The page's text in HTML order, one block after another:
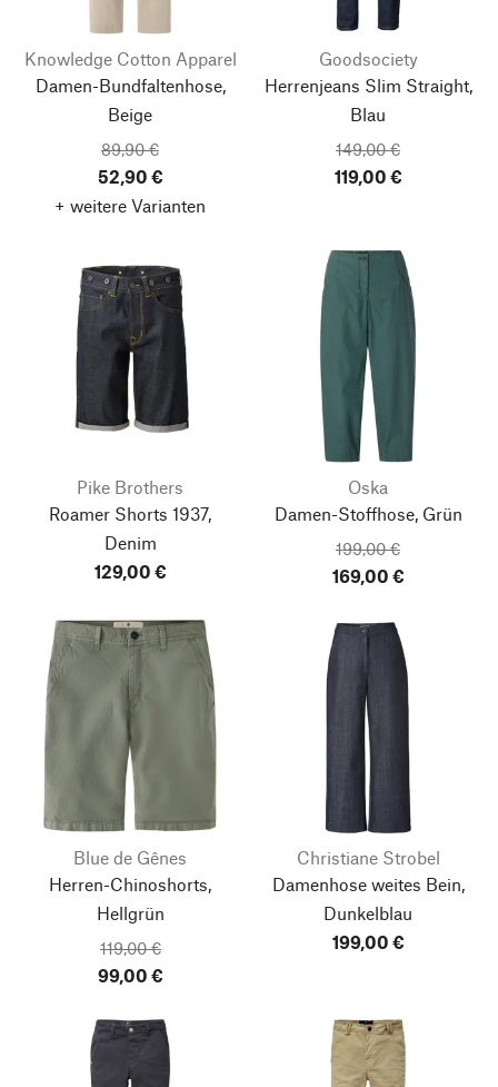
Knowledge Cotton Apparel
Damen-Bundfaltenhose,
Beige
89,90 €
52,90 €
+ weitere Varianten
Goodsociety
Herrenjeans Slim Straight,
Blau
149,00 €
119,00 €
Pike Brothers
Roamer Shorts 1937,
Denim
129,00 €
Oska
Damen-Stoffhose, Grün
199,00 €
169,00 €
Blue de Gênes
Herren-Chinoshorts,
Hellgrün
119,00 €
99,00 €
Christiane Strobel
Damenhose weites Bein,
Dunkelblau
199,00 €